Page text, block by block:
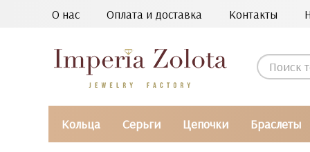
О нас Оплата и доставка Контакты
Кольца Серьги Цепочки Браслеты